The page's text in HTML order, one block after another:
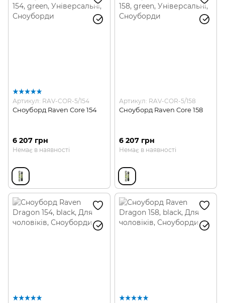
Артикул: RAV-COR-5/154
Сноуборд Raven Core 154
6 207 грн
Немає в наявності
Артикул: RAV-COR-5/158
Сноуборд Raven Core 158
6 207 грн
Немає в наявності